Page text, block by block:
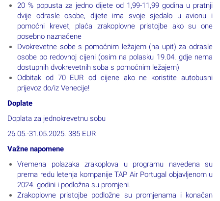
20 % popusta za jedno dijete od 1,99-11,99 godina u pratnji
dvije odrasle osobe, dijete ima svoje sjedalo u avionu i
pomoćni krevet, plaća zrakoplovne pristojbe ako su one
posebno naznačene
Dvokrevetne sobe s pomoćnim ležajem (na upit) za odrasle
osobe po redovnoj cijeni (osim na polasku 19.04. gdje nema
dostupnih dvokrevetnih soba s pomoćnim ležajem)
Odbitak od 70 EUR od cijene ako ne koristite autobusni
prijevoz do/iz Venecije!
Doplate
Doplata za jednokrevetnu sobu
26.05.-31.05.2025. 385 EUR
Važne napomene
Vremena polazaka zrakoplova u programu navedena su
prema redu letenja kompanije TAP Air Portugal objavljenom u
2024. godini i podložna su promjeni.
Zrakoplovne pristojbe podložne su promjenama i konačan